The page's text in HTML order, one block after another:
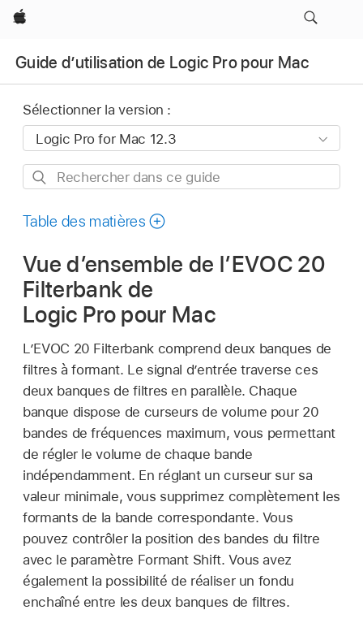
Apple
Guide d’utilisation de Logic Pro pour Mac
Sélectionner la version :
Rechercher
ce
Table des matières
Vue d’ensemble de l’EVOC 20
Filterbank de
Logic Pro pour Mac
L’EVOC 20 Filterbank comprend deux banques de
filtres à formant. Le signal d’entrée traverse ces
deux banques de filtres en parallèle. Chaque
banque dispose de curseurs de volume pour 20
bandes de fréquences maximum, vous permettant
de régler le volume de chaque bande
indépendamment. En réglant un curseur sur sa
valeur minimale, vous supprimez complètement les
formants de la bande correspondante. Vous
pouvez contrôler la position des bandes du filtre
avec le paramètre Formant Shift. Vous avez
également la possibilité de réaliser un fondu
enchaîné entre les deux banques de filtres.